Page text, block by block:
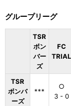
グループリーグ
TSR
ボン
バー
ズ
FC
TRIAL
TSR
ボンバ
ーズ
***
○
3 - 0